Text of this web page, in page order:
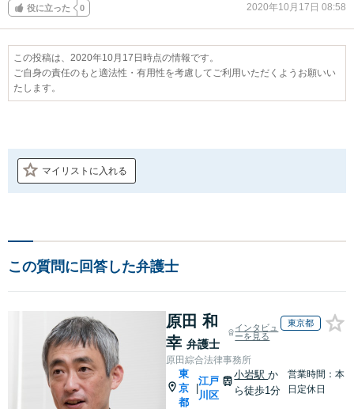
役に立った 0 2020年10月17日 08:58
この投稿は、2020年10月17日時点の情報です。
ご自身の責任のもと適法性・有用性を考慮してご利用いただくようお願いい
たします。
マイリストに入れる
この質問に回答した弁護士
原田 和
幸 弁護士
インタビュ
ーを見る
東京都
原田綜合法律事務所
東
京
都
|
江戸
川区
小岩駅か
ら徒歩1分
営業時間：本
日定休日